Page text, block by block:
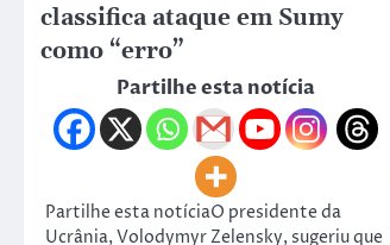
classifica ataque em Sumy
como “erro”
Partilhe esta notícia
Partilhe esta notíciaO presidente da
Ucrânia, Volodymyr Zelensky, sugeriu que